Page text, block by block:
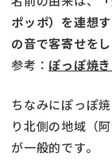
ポッポ）を連想
の音で客寄せをし
参考： ぽっぽ焼
ちなみにぽっぽ
り北側の地域（
が一般的です。